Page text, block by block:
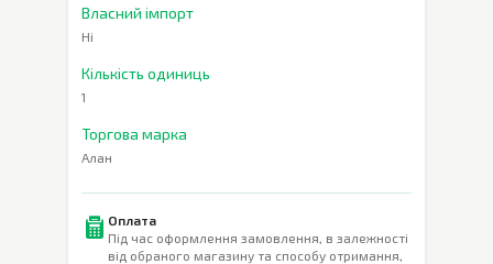
Власний імпорт
Ні
Кількість одиниць
1
Торгова марка
Алан
Оплата
Під час оформлення замовлення, в залежності
від обраного магазину та способу отримання,